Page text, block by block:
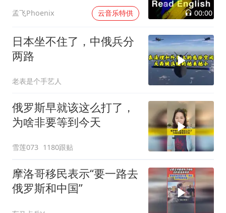
孟飞Phoenix 云音乐特供 00:00
日本坐不住了，中俄兵分
两路
老表是个手艺人
俄罗斯早就该这么打了，
为啥非要等到今天
雪莲073 1180跟贴
摩洛哥移民表示“要一路去
俄罗斯和中国”